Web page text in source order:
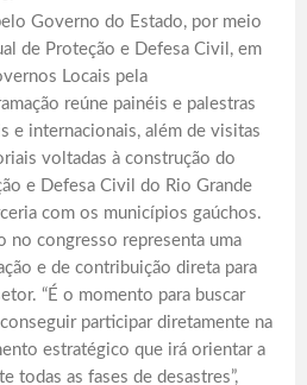
Governo do Estado, por meio
de Proteção e Defesa Civil, em
Locais pela
reúne painéis e palestras
e internacionais, além de visitas
voltadas à construção do
e Defesa Civil do Rio Grande
com os municípios gaúchos.
no congresso representa uma
e de contribuição direta para
“É o momento para buscar
participar diretamente na
estratégico que irá orientar a
todas as fases de desastres”,